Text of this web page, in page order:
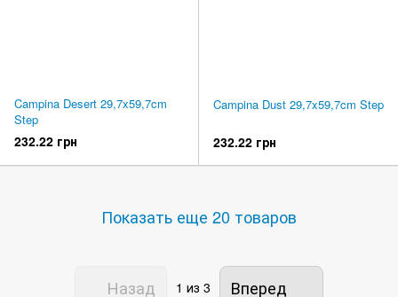
Campina Desert 29,7x59,7cm
Step
232.22 грн
Campina Dust 29,7x59,7cm Step
232.22 грн
Показать еще 20 товаров
Назад 1 из 3 Вперед